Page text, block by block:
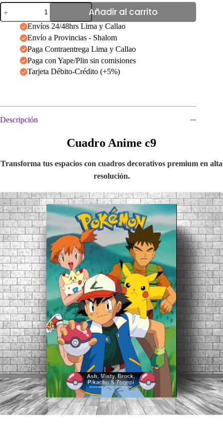
Cuadro
anime
c9
cantidad
Añadir al carrito
Envíos 24/48hrs Lima y Callao
Envío a Provincias - Shalom
Paga Contraentrega Lima y Callao
Paga con Yape/Plin sin comisiones
Tarjeta Débito-Crédito (+5%)
Descripción
Cuadro Anime c9
Transforma tus espacios con cuadros decorativos premium en alta
resolución.